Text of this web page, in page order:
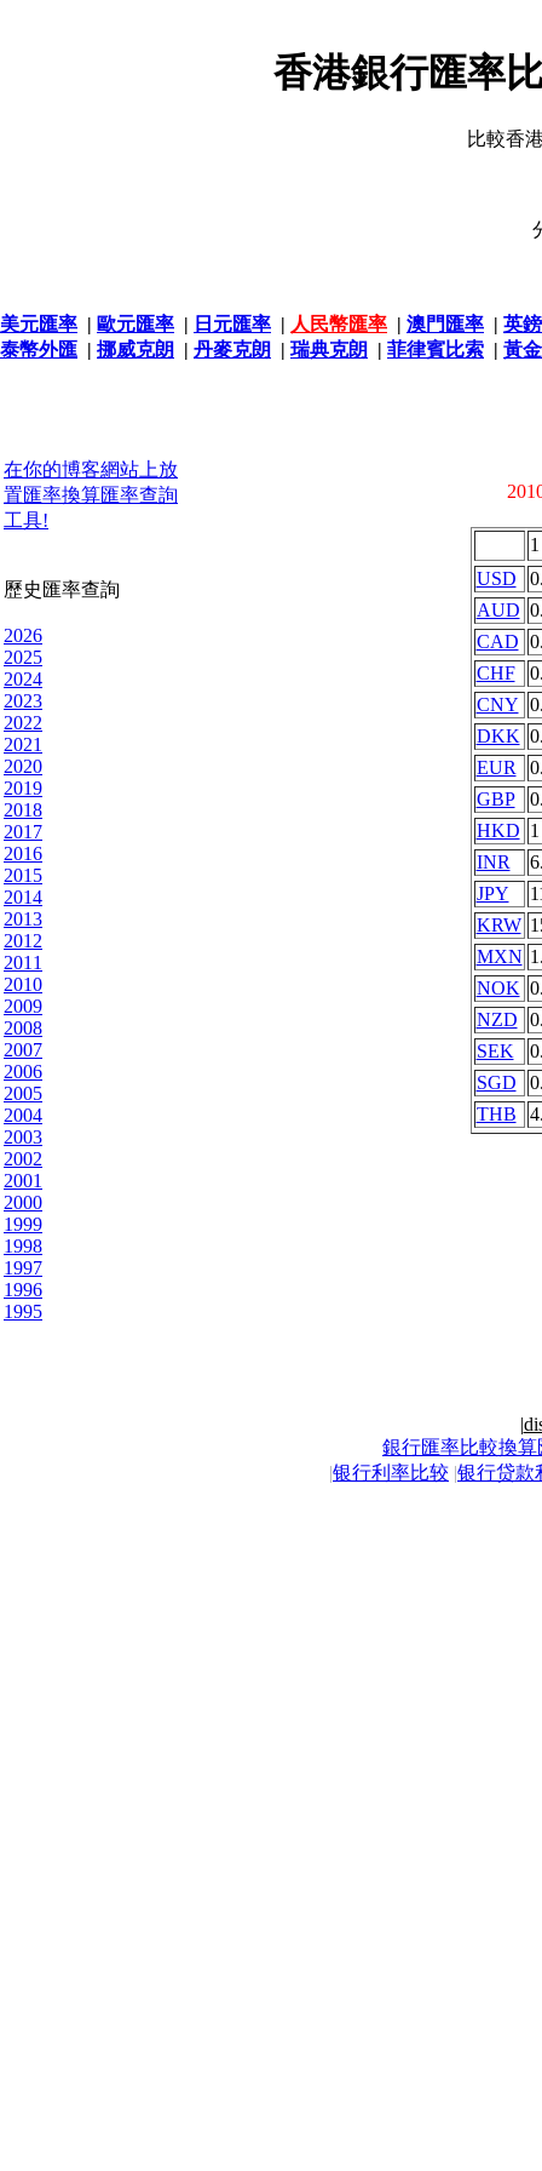
香港銀行匯率
比較香
美元匯率 | 歐元匯率 | 日元匯率 | 人民幣匯率 | 澳門匯率 | 英
泰幣外匯 | 挪威克朗 | 丹麥克朗 | 瑞典克朗 | 菲律賓比索 | 黃
在你的博客網站上放
置匯率換算匯率查詢
工具!
歷史匯率查詢
2026
2025
2024
2023
2022
2021
2020
2019
2018
2017
2016
2015
2014
2013
2012
2011
2010
2009
2008
2007
2006
2005
2004
2003
2002
2001
2000
1999
1998
1997
1996
1995
USD
AUD
CAD
CHF
CNY
DKK
EUR
GBP
HKD 1
INR
JPY
KRW
MXN
NOK
NZD
SEK
SGD
THB
|
銀行匯率比較換算
|银行利率比较 |银行贷款